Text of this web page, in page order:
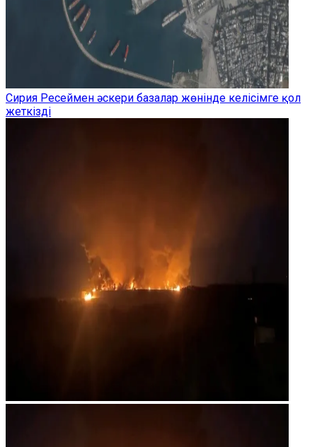
Сирия Ресеймен әскери базалар жөнінде келісімге қол
жеткізді